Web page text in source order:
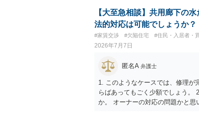
【大至急相談】共用廊下の
法的対応は可能でしょうか？
#家賃交渉 #欠陥住宅 #住民・入居者・
2026年7月7日
匿名A 弁護士
1. このようなケースでは、修理が
らばあってもごく少額でしょう。
か。 オーナーの対応の問題かと